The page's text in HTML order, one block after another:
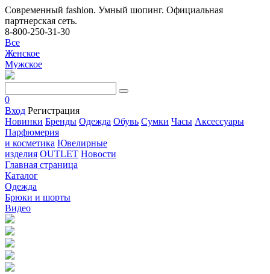
Современный fashion. Умный шопинг. Официальная
партнерская сеть.
8-800-250-31-30
Все
Женское
Мужское
0
Вход Регистрация
Новинки Бренды Одежда Обувь Сумки Часы Аксессуары
Парфюмерия
и косметика Ювелирные
изделия OUTLET Новости
Главная страница
Каталог
Одежда
Брюки и шорты
Видео